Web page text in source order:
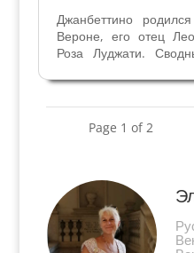
Джанбеттино
Вероне, его отец
Роза Луджати.
Джузеппе
двоюродные
Пьетро и Мартино. До...
Page 1 of 2